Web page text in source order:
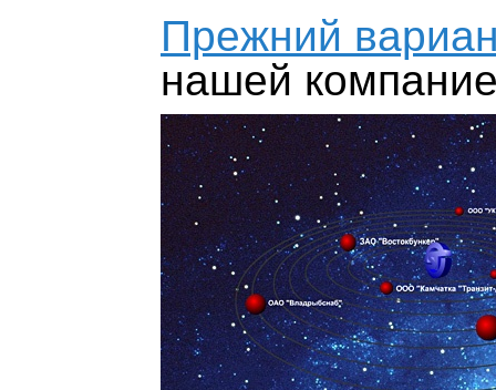
Прежний
нашей